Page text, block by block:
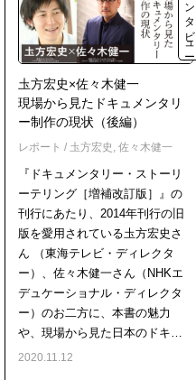
圡方宏史×佐々木健一
現場から見たドキュメンタリ
ー制作の現状（後編）
レポート / 圡方宏史 佐々木健一
『ドキュメンタリー・ストーリ
ーテリング［増補改訂版］』の
刊行にあたり、2014年刊行の旧
版を愛用されている圡方宏史さ
ん （東海テレビ・ディレクタ
ー）、佐々木健一さん（NHKエ
デュケーショナル・ディレクタ
ー）のお二方に、本書の魅力
や、現場から見た日本のドキ…
2020.11.12